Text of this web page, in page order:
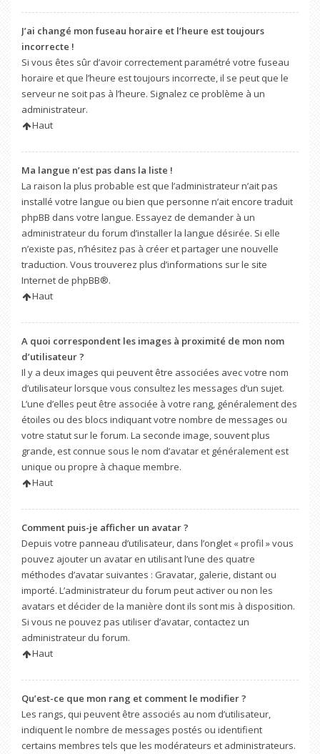
J’ai changé mon fuseau horaire et l’heure est toujours
incorrecte !
Si vous êtes sûr d’avoir correctement paramétré votre fuseau
horaire et que l’heure est toujours incorrecte, il se peut que le
serveur ne soit pas à l’heure. Signalez ce problème à un
administrateur.
Haut
Ma langue n’est pas dans la liste !
La raison la plus probable est que l’administrateur n’ait pas
installé votre langue ou bien que personne n’ait encore traduit
phpBB dans votre langue. Essayez de demander à un
administrateur du forum d’installer la langue désirée. Si elle
n’existe pas, n’hésitez pas à créer et partager une nouvelle
traduction. Vous trouverez plus d’informations sur le site
Internet de phpBB®.
Haut
A quoi correspondent les images à proximité de mon nom
d’utilisateur ?
Il y a deux images qui peuvent être associées avec votre nom
d’utilisateur lorsque vous consultez les messages d’un sujet.
L’une d’elles peut être associée à votre rang, généralement des
étoiles ou des blocs indiquant votre nombre de messages ou
votre statut sur le forum. La seconde image, souvent plus
grande, est connue sous le nom d’avatar et généralement est
unique ou propre à chaque membre.
Haut
Comment puis-je afficher un avatar ?
Depuis votre panneau d’utilisateur, dans l’onglet « profil » vous
pouvez ajouter un avatar en utilisant l’une des quatre
méthodes d’avatar suivantes : Gravatar, galerie, distant ou
importé. L’administrateur du forum peut activer ou non les
avatars et décider de la manière dont ils sont mis à disposition.
Si vous ne pouvez pas utiliser d’avatar, contactez un
administrateur du forum.
Haut
Qu’est-ce que mon rang et comment le modifier ?
Les rangs, qui peuvent être associés au nom d’utilisateur,
indiquent le nombre de messages postés ou identifient
certains membres tels que les modérateurs et administrateurs.